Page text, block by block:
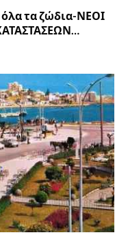
όλα τα ζώδια-ΝΕΟΙ